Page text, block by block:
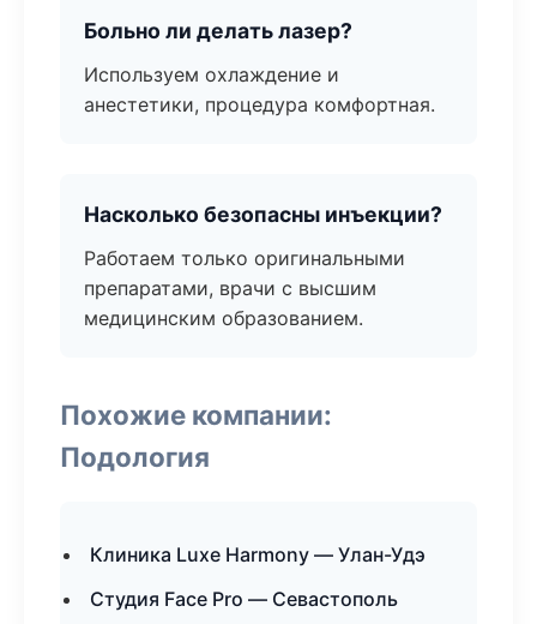
Больно ли делать лазер?
Используем охлаждение и
анестетики, процедура комфортная.
Насколько безопасны инъекции?
Работаем только оригинальными
препаратами, врачи с высшим
медицинским образованием.
Похожие компании:
Подология
Клиника Luxe Harmony — Улан-Удэ
Студия Face Pro — Севастополь